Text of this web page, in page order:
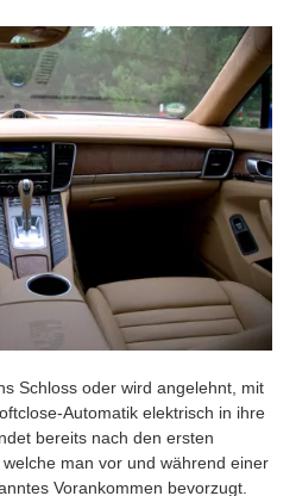
Schloss oder wird angelehnt, mit
Automatik elektrisch in ihre
bereits nach den ersten
man vor und während einer
Vorankommen bevorzugt.